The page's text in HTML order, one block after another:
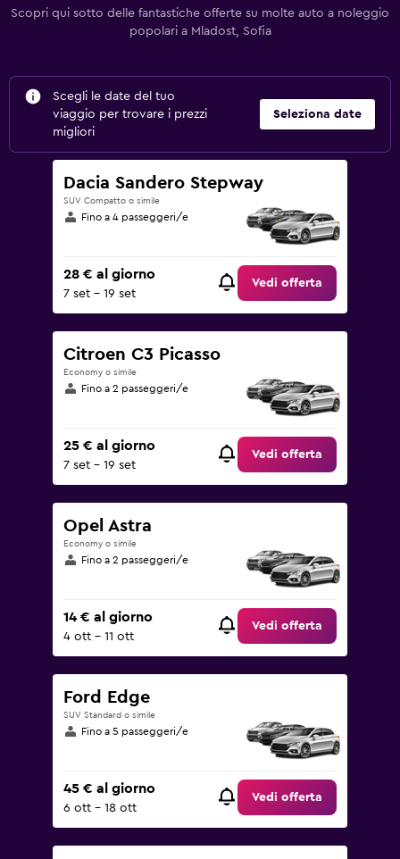
Scopri qui sotto delle fantastiche offerte su molte auto a noleggio
popolari a Mladost, Sofia
Scegli le date del tuo
viaggio per trovare i prezzi
migliori
Seleziona date
Dacia Sandero Stepway
SUV Compatto o simile
Fino a 4 passeggeri/e
28 € al giorno
7 set - 19 set
Vedi offerta
Citroen C3 Picasso
Economy o simile
Fino a 2 passeggeri/e
25 € al giorno
7 set - 19 set
Vedi offerta
Opel Astra
Economy o simile
Fino a 2 passeggeri/e
14 € al giorno
4 ott - 11 ott
Vedi offerta
Ford Edge
SUV Standard o simile
Fino a 5 passeggeri/e
45 € al giorno
6 ott - 18 ott
Vedi offerta